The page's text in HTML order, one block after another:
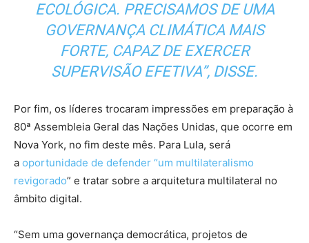
ECOLÓGICA. PRECISAMOS DE UMA
GOVERNANÇA CLIMÁTICA MAIS
FORTE, CAPAZ DE EXERCER
SUPERVISÃO EFETIVA”, DISSE.
Por fim, os líderes trocaram impressões em preparação à
80ª Assembleia Geral das Nações Unidas, que ocorre em
Nova York, no fim deste mês. Para Lula, será
a oportunidade de defender “um multilateralismo
revigorado” e tratar sobre a arquitetura multilateral no
âmbito digital.
“Sem uma governança democrática, projetos de